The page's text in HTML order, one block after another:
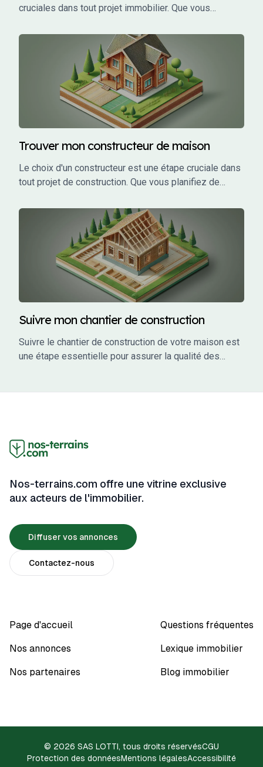
cruciales dans tout projet immobilier. Que vous
d'investir dans un projet locatif ou de développer un
projet commercial, le choix du terrain influence
directement la faisabilité, le coût, et le succès de votre
Trouver mon constructeur de maison
Le choix d'un constructeur est une étape cruciale dans
tout projet de construction. Que vous planifiez de
commercial, ou un investissement locatif, le bon
constructeur peut faire la différence entre un projet
réussi et un cauchemar.
Suivre mon chantier de construction
Suivre le chantier de construction de votre maison est
une étape essentielle pour assurer la qualité des
pratiques, des outils et des informations pour garantir
que votre projet se déroule sans accroc.
Nos-terrains.com offre une vitrine exclusive
aux acteurs de l'immobilier.
Diffuser vos annonces
Contactez-nous
Page d'accueil
Nos annonces
Nos partenaires
Questions fréquentes
Lexique immobilier
Blog immobilier
© 2026 SAS LOTTI, tous droits réservésCGU
Protection des donnéesMentions légalesAccessibilité